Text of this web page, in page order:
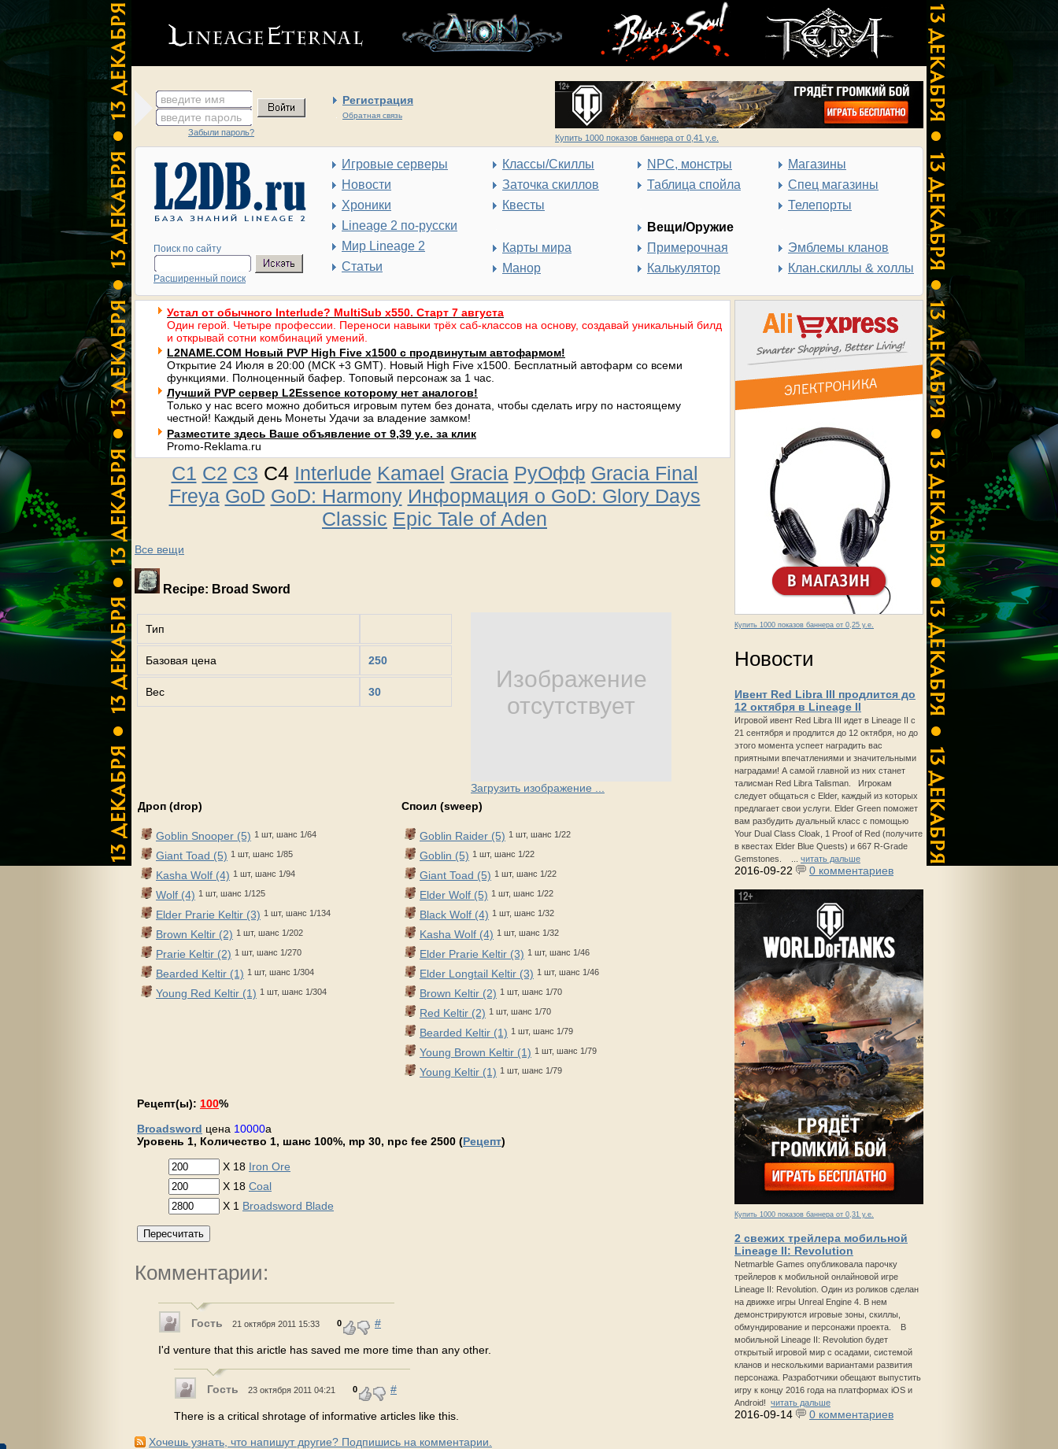
введите имя Регистрация
Обратная связь
введите пароль
Забыли пароль?
Купить 1000 показов баннера от 0,41 у.е.
Поиск по сайту
Расширенный поиск
Игровые серверы
Новости
Хроники
Lineage 2 по-русски
Мир Lineage 2
Статьи
Классы/Скиллы
Заточка скиллов
Квесты
Карты мира
Манор
NPC, монстры
Таблица спойла
Вещи/Оружие
Примерочная
Калькулятор
Магазины
Спец магазины
Телепорты
Эмблемы кланов
Клан.скиллы & холлы
Купить 1000 показов баннера от 0,25 у.е.
Новости
Ивент Red Libra III продлится до
12 октября в Lineage II
Игровой ивент Red Libra III идет в Lineage II с
21 сентября и продлится до 12 октября, но до
этого момента успеет наградить вас
приятными впечатлениями и значительными
наградами! А самой главной из них станет
талисман Red Libra Talisman. Игрокам
следует общаться с Elder, каждый из которых
предлагает свои услуги. Elder Green поможет
вам разбудить дуальный класс с помощью
Your Dual Class Cloak, 1 Proof of Red (получите
в квестах Elder Blue Quests) и 667 R-Grade
Gemstones. ... читать дальше
2016-09-22 0 комментариев
Купить 1000 показов баннера от 0,31 у.е.
2 свежих трейлера мобильной
Lineage II: Revolution
Netmarble Games опубликовала парочку
трейлеров к мобильной онлайновой игре
Lineage II: Revolution. Один из роликов сделан
на движке игры Unreal Engine 4. В нем
демонстрируются игровые зоны, скиллы,
обмундирование и персонажи проекта. В
мобильной Lineage II: Revolution будет
открытый игровой мир с осадами, системой
кланов и несколькими вариантами развития
персонажа. Разработчики обещают выпустить
игру к концу 2016 года на платформах iOS и
Android! читать дальше
2016-09-14 0 комментариев
Устал от обычного Interlude? MultiSub x550. Старт 7 августа
Один герой. Четыре профессии. Переноси навыки трёх саб-классов на основу, создавай уникальный билд
и открывай сотни комбинаций умений.
L2NAME.COM Новый PVP High Five x1500 с продвинутым автофармом!
Открытие 24 Июля в 20:00 (МСК +3 GMT). Новый High Five x1500. Бесплатный автофарм со всеми
функциями. Полноценный бафер. Топовый персонаж за 1 час.
Лучший PVP сервер L2Essence которому нет аналогов!
Только у нас всего можно добиться игровым путем без доната, чтобы сделать игру по настоящему
честной! Каждый день Монеты Удачи за владение замком!
Разместите здесь Ваше объявление от 9,39 у.е. за клик
Promo-Reklama.ru
C1 C2 C3 C4 Interlude Kamael Gracia РуОфф Gracia Final
Freya GoD GoD: Harmony Информация о GoD: Glory Days
Classic Epic Tale of Aden
Все вещи
Recipe: Broad Sword
Тип
Базовая цена 250
Вес 30
Изображение
отсутствует
Загрузить изображение ...
Дроп (drop)
Goblin Snooper (5) 1 шт, шанс 1/64
Giant Toad (5) 1 шт, шанс 1/85
Kasha Wolf (4) 1 шт, шанс 1/94
Wolf (4) 1 шт, шанс 1/125
Elder Prarie Keltir (3) 1 шт, шанс 1/134
Brown Keltir (2) 1 шт, шанс 1/202
Prarie Keltir (2) 1 шт, шанс 1/270
Bearded Keltir (1) 1 шт, шанс 1/304
Young Red Keltir (1) 1 шт, шанс 1/304
Споил (sweep)
Goblin Raider (5) 1 шт, шанс 1/22
Goblin (5) 1 шт, шанс 1/22
Giant Toad (5) 1 шт, шанс 1/22
Elder Wolf (5) 1 шт, шанс 1/22
Black Wolf (4) 1 шт, шанс 1/32
Kasha Wolf (4) 1 шт, шанс 1/32
Elder Prarie Keltir (3) 1 шт, шанс 1/46
Elder Longtail Keltir (3) 1 шт, шанс 1/46
Brown Keltir (2) 1 шт, шанс 1/70
Red Keltir (2) 1 шт, шанс 1/70
Bearded Keltir (1) 1 шт, шанс 1/79
Young Brown Keltir (1) 1 шт, шанс 1/79
Young Keltir (1) 1 шт, шанс 1/79
Рецепт(ы): 100%
Broadsword цена 10000a
Уровень 1, Количество 1, шанс 100%, mp 30, npc fee 2500 (Рецепт)
X 18 Iron Ore
X 18 Coal
X 1 Broadsword Blade
Пересчитать
Комментарии:
Гость 21 октября 2011 15:33 0 #
I'd venture that this arictle has saved me more time than any other.
Гость 23 октября 2011 04:21 0 #
There is a critical shrotage of informative articles like this.
Хочешь узнать, что напишут другие? Подпишись на комментарии.